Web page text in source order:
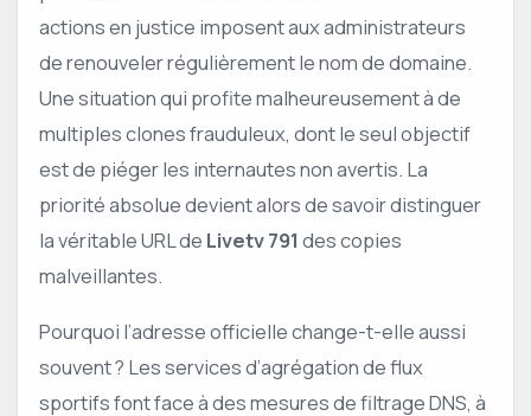
actions en justice imposent aux administrateurs
de renouveler régulièrement le nom de domaine.
Une situation qui profite malheureusement à de
multiples clones frauduleux, dont le seul objectif
est de piéger les internautes non avertis. La
priorité absolue devient alors de savoir distinguer
la véritable URL de Livetv 791 des copies
malveillantes.
Pourquoi l’adresse officielle change-t-elle aussi
souvent ? Les services d’agrégation de flux
sportifs font face à des mesures de filtrage DNS, à